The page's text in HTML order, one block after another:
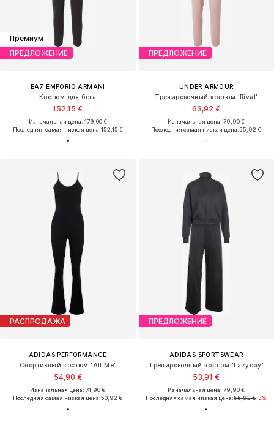
Премиум
ПРЕДЛОЖЕНИЕ
EA7 EMPORIO ARMANI
Костюм для бега
152,15 €
Изначальная цена: 179,00 €
Последняя самая низкая цена:152,15 €
ПРЕДЛОЖЕНИЕ
UNDER ARMOUR
Тренировочный костюм 'Rival'
63,92 €
Изначальная цена: 79,90 €
Последняя самая низкая цена:55,92 €
РАСПРОДАЖА
ADIDAS PERFORMANCE
Спортивный костюм 'All Me'
54,90 €
Изначальная цена: 74,90 €
Последняя самая низкая цена:50,92 €
ПРЕДЛОЖЕНИЕ
ADIDAS SPORTSWEAR
Тренировочный костюм 'Lazyday'
53,91 €
Изначальная цена: 79,90 €
Последняя самая низкая цена:55,92 €-3%